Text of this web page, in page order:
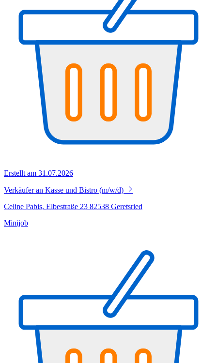
Erstellt am 31.07.2026
Verkäufer an Kasse und Bistro (m/w/d)
Celine Pabis, Elbestraße 23 82538 Geretsried
Minijob